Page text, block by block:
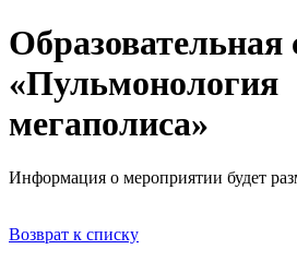
Образовательная
«Пульмонология
мегаполиса»
Информация о мероприятии будет
Возврат к списку